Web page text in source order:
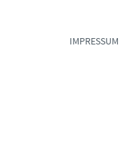
IMPRESSUM